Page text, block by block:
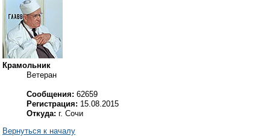
Крамольник
Ветеран
Сообщения: 62659
Регистрация: 15.08.2015
Откуда: г. Сочи
Вернуться к началу